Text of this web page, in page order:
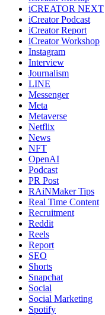
iCREATOR NEXT
iCreator Podcast
iCreator Report
iCreator Workshop
Instagram
Interview
Journalism
LINE
Messenger
Meta
Metaverse
Netflix
News
NFT
OpenAI
Podcast
PR Post
RAiNMaker Tips
Real Time Content
Recruitment
Reddit
Reels
Report
SEO
Shorts
Snapchat
Social
Social Marketing
Spotify